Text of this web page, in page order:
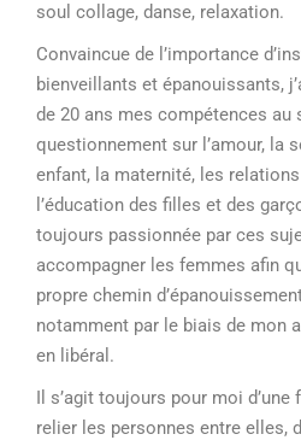
soul collage, danse, relaxation.
Convaincue de l’importance
bienveillants et épanouissants,
de 20 ans mes compétences au
questionnement sur l’amour, la
enfant, la maternité, les
l’éducation des filles et des
toujours passionnée par ces
accompagner les femmes afin
propre chemin
notamment par le biais de mon
en libéral.
Il s’agit toujours pour moi d’une
relier les personnes entre elles,